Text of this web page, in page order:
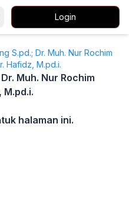
Login
S.pd.; Dr. Muh. Nur Rochim
Hafidz, M.pd.i.
Muh. Nur Rochim
M.pd.i.
halaman ini.